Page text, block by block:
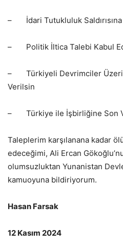
– İdari Tutukluluk Saldırısına
– Politik İltica Talebi Kabul
– Türkiyeli Devrimciler
Verilsin
– Türkiye ile İşbirliğine Son
Taleplerim karşılanana kadar
edeceğimi, Ali Ercan
olumsuzluktan Yunanistan
kamuoyuna bildiriyorum.
Hasan Farsak
12 Kasım 2024